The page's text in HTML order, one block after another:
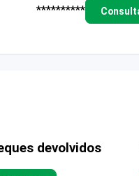
**********
devolvidos